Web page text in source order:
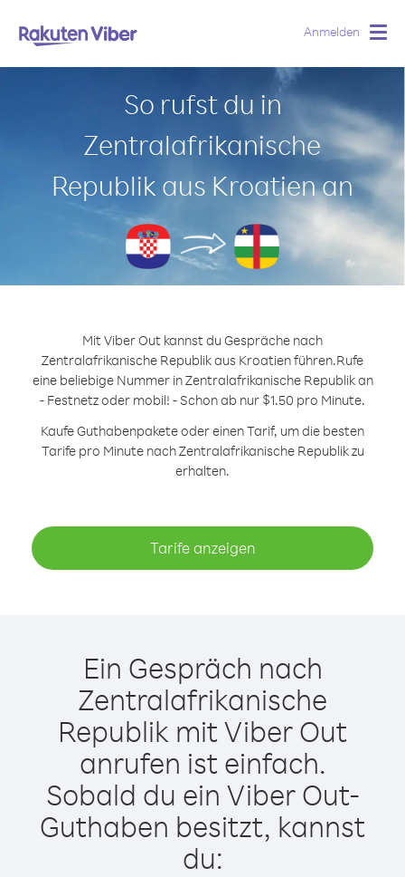
Anmelden
So rufst du in
Zentralafrikanische
Republik aus Kroatien an
Mit Viber Out kannst du Gespräche nach
Zentralafrikanische Republik aus Kroatien führen.Rufe
eine beliebige Nummer in Zentralafrikanische Republik an
- Festnetz oder mobil! - Schon ab nur $1.50 pro Minute.
Kaufe Guthabenpakete oder einen Tarif, um die besten
Tarife pro Minute nach Zentralafrikanische Republik zu
erhalten.
Tarife anzeigen
Ein Gespräch nach
Zentralafrikanische
Republik mit Viber Out
anrufen ist einfach.
Sobald du ein Viber Out-
Guthaben besitzt, kannst
du: